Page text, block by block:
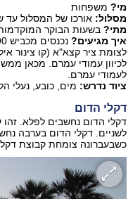
מי?‏משפחות
מסלול: אורכו של המסלול עד
מתי? בשעות הבוקר
איך מגיעים?
לעמודי עמרם.
ציוד נדרש: מים, כובע, נעלי
דקלי הדום
דקלי הדום ‏נחשבים לפלא. זהו
לשניים. ‏דקלי הדום בערבה
כשבעברונה צומחת קבוצת